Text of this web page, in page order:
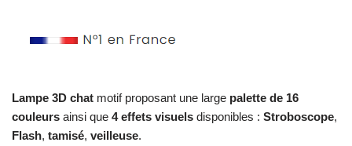
Lampe 3D chat motif proposant une large palette de 16
couleurs ainsi que 4 effets visuels disponibles : Stroboscope,
Flash, tamisé, veilleuse.